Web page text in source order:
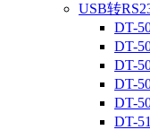
USB转
DT-
DT-
DT-
DT-
DT-
DT-